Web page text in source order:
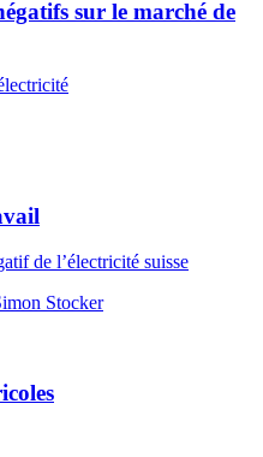
sur le marché de
de l’électricité suisse
Stocker